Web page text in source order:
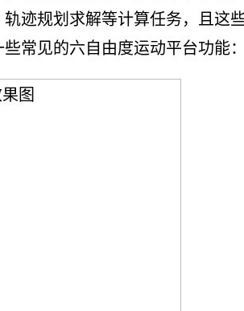
迹规划求解等计算任务，且这
常见的六自由度运动平台功能：